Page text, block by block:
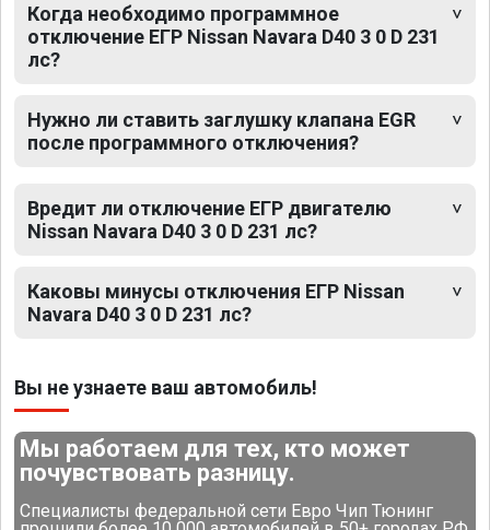
Когда необходимо программное
отключение ЕГР Nissan Navara D40 3 0 D 231
лс?
Нужно ли ставить заглушку клапана EGR
после программного отключения?
Вредит ли отключение ЕГР двигателю
Nissan Navara D40 3 0 D 231 лс?
Каковы минусы отключения ЕГР Nissan
Navara D40 3 0 D 231 лс?
Вы не узнаете ваш автомобиль!
Мы работаем для тех, кто может
почувствовать разницу.
Специалисты федеральной сети Евро Чип Тюнинг